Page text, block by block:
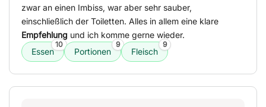
zwar an einen Imbiss, war aber sehr sauber,
einschließlich der Toiletten. Alles in allem eine klare
Empfehlung und ich komme gerne wieder.
Essen
10
Portionen
9
Fleisch
9